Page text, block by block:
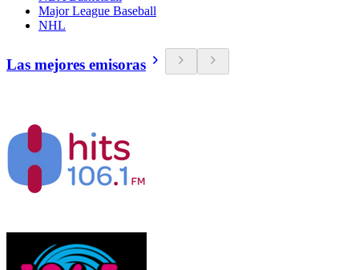
Major League Baseball
NHL
Las mejores emisoras